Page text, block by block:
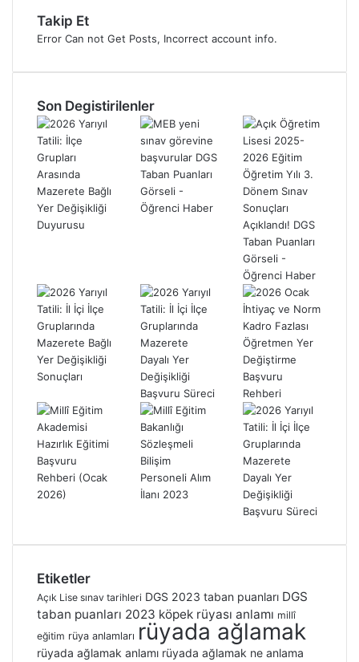
Takip Et
Error Can not Get Posts, Incorrect account info.
Son Degistirilenler
Etiketler
Açık Lise sınav tarihleri DGS 2023 taban puanları DGS
taban puanları 2023 köpek rüyası anlamı millî
eğitim rüya anlamları rüyada ağlamak
rüyada ağlamak anlamı rüyada ağlamak ne anlama